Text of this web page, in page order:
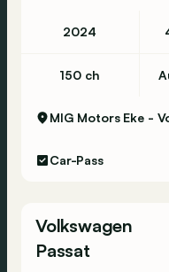
Contrôle de traction
Airbag latéral
Airbag passager
ABS
2024
150 ch
Car-Pass
Volkswagen
Passat